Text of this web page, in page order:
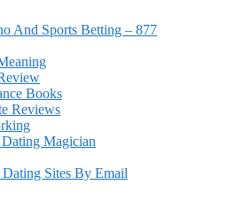
And Sports Betting – 877
Books
Reviews
Magician
Sites By Email